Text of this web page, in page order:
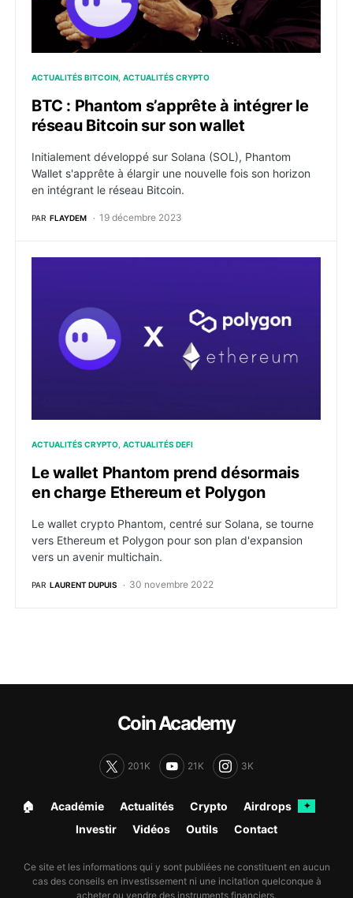
ACTUALITÉS BITCOIN ACTUALITÉS CRYPTO
BTC : Phantom s’apprête à intégrer le
réseau Bitcoin sur son wallet
Initialement développé sur Solana (SOL), Phantom
Wallet s'apprête à élargir une nouvelle fois son horizon
en intégrant le réseau Bitcoin.
PAR FLAYDEM 19 décembre 2023
ACTUALITÉS CRYPTO ACTUALITÉS DEFI
Le wallet Phantom prend désormais
en charge Ethereum et Polygon
Le wallet crypto Phantom, centré sur Solana, se tourne
vers Ethereum et Polygon pour son plan d'expansion
vers un avenir multichain.
PAR LAURENT DUPUIS 30 novembre 2022
Coin Academy
201K 21K 3K
🏠︎ Académie Actualités Crypto Airdrops ✦
Investir Vidéos Outils Contact
Ce site et les informations qui y sont publiées ne constituent en aucun
cas des conseils en investissement ni une incitation quelconque à
acheter ou vendre des instruments financiers.